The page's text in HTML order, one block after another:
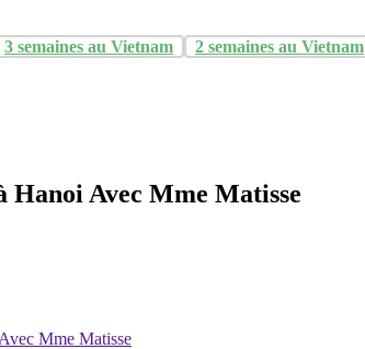
3 semaines au Vietnam 2 semaines au Vietnam
Avec Mme Matisse
Mme Matisse